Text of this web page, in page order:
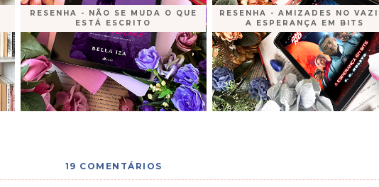
RESENHA - NÃO SE MUDA O QUE
ESTÁ ESCRITO
RESENHA - AMIZADES NO
A ESPERANÇA EM BITS
19 COMENTÁRIOS